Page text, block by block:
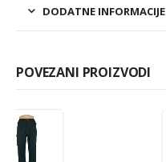
DODATNE INFORMACIJE
POVEZANI PROIZVODI